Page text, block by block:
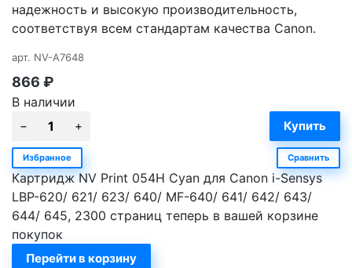
надежность и высокую производительность,
соответствуя всем стандартам качества Canon.
арт. NV-A7648
866 ₽
В наличии
Избранное Сравнить
Картридж NV Print 054H Cyan для Canon i-Sensys
LBP-620/ 621/ 623/ 640/ MF-640/ 641/ 642/ 643/
644/ 645, 2300 страниц теперь в вашей корзине
покупок
Перейти в корзину